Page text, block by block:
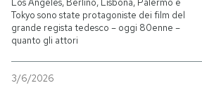
Tokyo sono state protagoniste dei film del
grande regista tedesco – oggi 80enne –
quanto gli attori
3/6/2026